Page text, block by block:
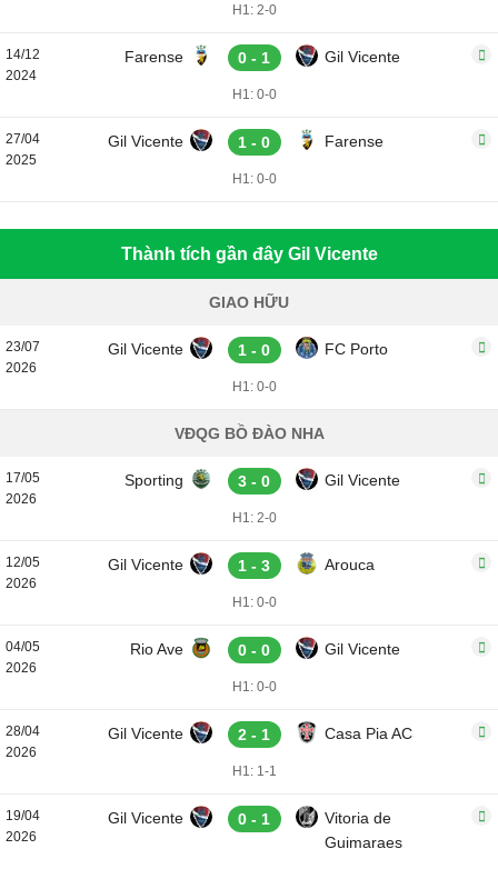
H1: 2-0
14/12
2024
Farense 0 - 1 Gil Vicente
H1: 0-0
27/04
2025
Gil Vicente 1 - 0 Farense
H1: 0-0
Thành tích gần đây Gil Vicente
GIAO HỮU
23/07
2026
Gil Vicente 1 - 0 FC Porto
H1: 0-0
VĐQG BỒ ĐÀO NHA
17/05
2026
Sporting 3 - 0 Gil Vicente
H1: 2-0
12/05
2026
Gil Vicente 1 - 3 Arouca
H1: 0-0
04/05
2026
Rio Ave 0 - 0 Gil Vicente
H1: 0-0
28/04
2026
Gil Vicente 2 - 1 Casa Pia AC
H1: 1-1
19/04
2026
Gil Vicente 0 - 1
Vitoria de
Guimaraes